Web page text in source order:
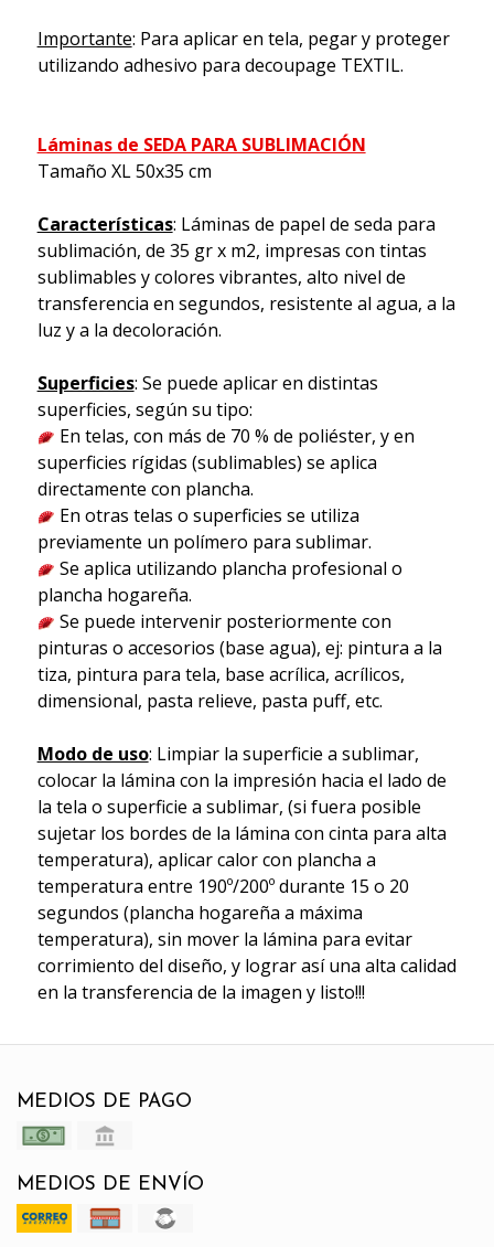
Importante: Para aplicar en tela, pegar y proteger
utilizando adhesivo para decoupage TEXTIL.
Láminas de SEDA PARA SUBLIMACIÓN
Tamaño XL 50x35 cm
Características: Láminas de papel de seda para
sublimación, de 35 gr x m2, impresas con tintas
sublimables y colores vibrantes, alto nivel de
transferencia en segundos, resistente al agua, a la
luz y a la decoloración.
Superficies: Se puede aplicar en distintas
superficies, según su tipo:
En telas, con más de 70 % de poliéster, y en
superficies rígidas (sublimables) se aplica
directamente con plancha.
En otras telas o superficies se utiliza
previamente un polímero para sublimar.
Se aplica utilizando plancha profesional o
plancha hogareña.
Se puede intervenir posteriormente con
pinturas o accesorios (base agua), ej: pintura a la
tiza, pintura para tela, base acrílica, acrílicos,
dimensional, pasta relieve, pasta puff, etc.
Modo de uso: Limpiar la superficie a sublimar,
colocar la lámina con la impresión hacia el lado de
la tela o superficie a sublimar, (si fuera posible
sujetar los bordes de la lámina con cinta para alta
temperatura), aplicar calor con plancha a
temperatura entre 190º/200º durante 15 o 20
segundos (plancha hogareña a máxima
temperatura), sin mover la lámina para evitar
corrimiento del diseño, y lograr así una alta calidad
en la transferencia de la imagen y listo!!!
MEDIOS DE PAGO
MEDIOS DE ENVÍO